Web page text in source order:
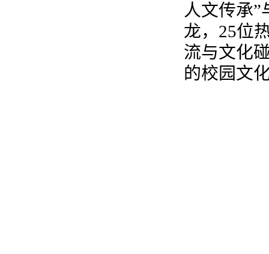
人文传承”
龙，25位
流与文化
的校园文